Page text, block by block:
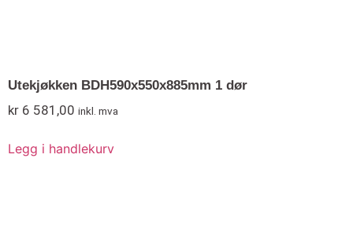
Utekjøkken BDH590x550x885mm 1 dør
kr 6 581,00 inkl. mva
Legg i handlekurv